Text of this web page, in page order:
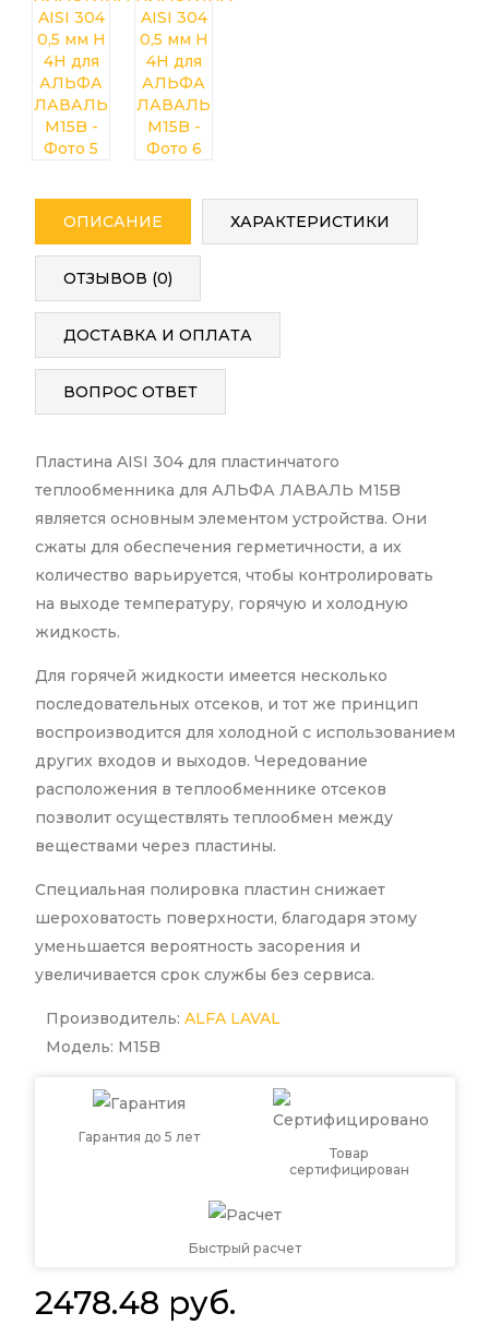
ОПИСАНИЕ ХАРАКТЕРИСТИКИ
ОТЗЫВОВ (0)
ДОСТАВКА И ОПЛАТА
ВОПРОС ОТВЕТ
Пластина AISI 304 для пластинчатого
теплообменника для АЛЬФА ЛАВАЛЬ M15B
является основным элементом устройства. Они
сжаты для обеспечения герметичности, а их
количество варьируется, чтобы контролировать
на выходе температуру, горячую и холодную
жидкость.
Для горячей жидкости имеется несколько
последовательных отсеков, и тот же принцип
воспроизводится для холодной с использованием
других входов и выходов. Чередование
расположения в теплообменнике отсеков
позволит осуществлять теплообмен между
веществами через пластины.
Специальная полировка пластин снижает
шероховатость поверхности, благодаря этому
уменьшается вероятность засорения и
увеличивается срок службы без сервиса.
Производитель: ALFA LAVAL
Модель: M15B
Гарантия до 5 лет
Товар
сертифицирован
Быстрый расчет
2478.48 руб.